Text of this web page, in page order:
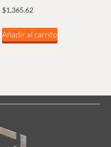
$1,365.62
Añadir al carrito